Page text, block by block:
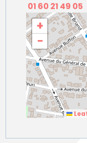
01 60 21 49 05
+
−